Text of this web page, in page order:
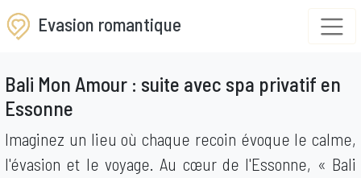
Evasion romantique
Bali Mon Amour : suite avec spa privatif en
Essonne
Imaginez un lieu où chaque recoin évoque le calme,
l'évasion et le voyage. Au cœur de l'Essonne, « Bali